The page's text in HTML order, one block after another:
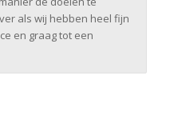
als wij hebben heel fijn
en graag tot een